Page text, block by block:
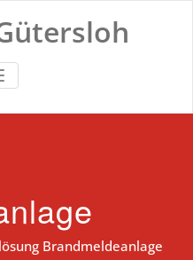
NAVIGATION
Brandmeldeanlage